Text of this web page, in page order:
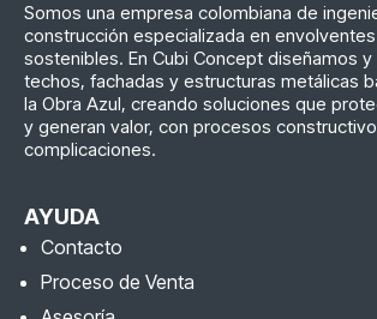
Somos una empresa colombiana de
construcción especializada en
sostenibles. En Cubi Concept diseñamos
techos, fachadas y estructuras metálicas
la Obra Azul, creando soluciones que
y generan valor, con procesos
complicaciones.
AYUDA
Contacto
Proceso de Venta